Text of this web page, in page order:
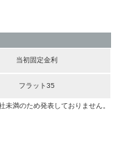
当初固定金利
フラット35
満のため発表しておりません。